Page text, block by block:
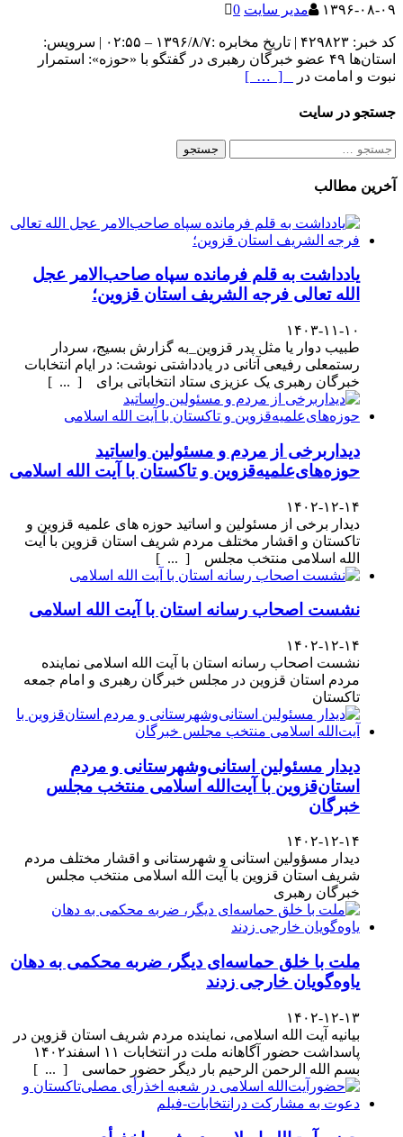
۱۳۹۶-۰۸-۰۹ مدیر سایت 0
کد خبر: ۴۲۹۸۲۳ | تاریخ مخابره :۱۳۹۶/۸/۷ – ۰۲:۵۵ | سرویس:
استان‌ها ۴۹ عضو خبرگان رهبری در گفتگو با «حوزه»: استمرار
نبوت و امامت در
[ … ]
جستجو در سایت
جستجو
آخرین مطالب
یادداشت به قلم فرمانده سپاه صاحب‌الامر عجل
الله تعالی فرجه الشریف استان قزوین؛
۱۴۰۳-۱۱-۱۰
طبیب دوار یا مثل پدر قزوین_به گزارش بسیج، سردار
رستمعلی رفیعی آتانی در یادداشتی نوشت: در ایام انتخابات
خبرگان رهبری یک عزیزی ستاد انتخاباتی برای [ ... ]
دیداربرخی از مردم و مسئولین واساتید
حوزه‌های‌علمیه‌قزوین و تاکستان با آیت الله اسلامی
۱۴۰۲-۱۲-۱۴
دیدار برخی از مسئولین و اساتید حوزه های علمیه قزوین و
تاکستان و اقشار مختلف مردم شریف استان قزوین با آیت
الله اسلامی منتخب مجلس [ ... ]
نشست اصحاب رسانه استان با آیت الله اسلامی
۱۴۰۲-۱۲-۱۴
نشست اصحاب رسانه استان با آیت الله اسلامی نماینده
مردم استان قزوین در مجلس خبرگان رهبری و امام جمعه
تاکستان
دیدار مسئولین استانی‌وشهرستانی و مردم‌
استان‌قزوین با آیت‌الله‌ اسلامی منتخب مجلس‌
خبرگان
۱۴۰۲-۱۲-۱۴
دیدار مسؤولین استانی و شهرستانی و اقشار مختلف مردم
شریف استان قزوین با آیت الله اسلامی منتخب مجلس
خبرگان رهبری
ملت با خلق حماسه‌ای دیگر، ضربه محکمی به دهان
یاوه‌گویان خارجی زدند
۱۴۰۲-۱۲-۱۳
بیانیه آیت الله اسلامی، نماینده مردم شریف استان قزوین در
پاسداشت حضور آگاهانه ملت در انتخابات ۱۱ اسفند۱۴۰۲
بسم الله الرحمن الرحیم بار دیگر حضور حماسی [ ... ]